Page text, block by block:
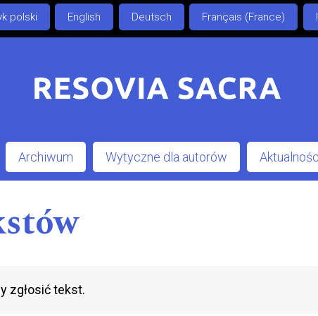
polski English Deutsch Français (France)
Archiwum Wytyczne dla autorów
zgłosić tekst.